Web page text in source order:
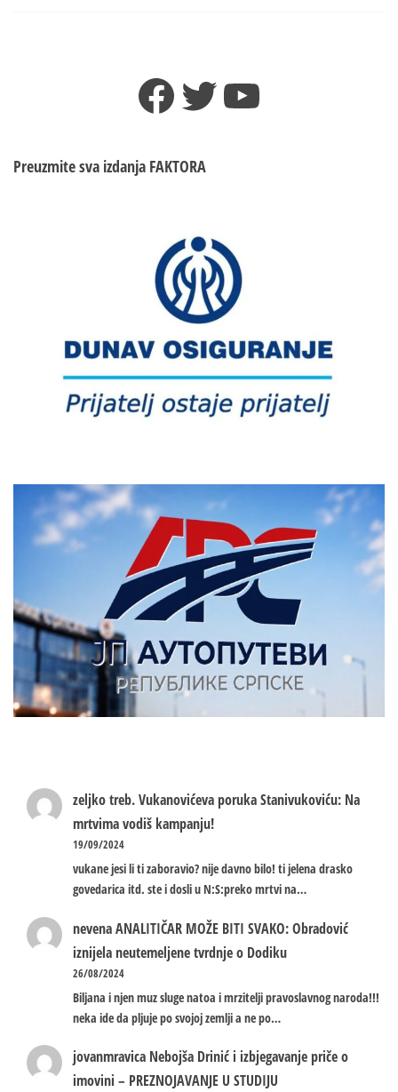
Facebook
TwitterYouTube
Preuzmite sva izdanja FAKTORA
zeljko treb.Vukanovićeva poruka Stanivukoviću: Na
mrtvima vodiš kampanju!
19/09/2024
vukane jesi li ti zaboravio? nije davno bilo! ti jelena drasko
govedarica itd. ste i dosli u N:S:preko mrtvi na…
nevenaANALITIČAR MOŽE BITI SVAKO: Obradović
iznijela neutemeljene tvrdnje o Dodiku
26/08/2024
Biljana i njen muz sluge natoa i mrzitelji pravoslavnog naroda!!!
neka ide da pljuje po svojoj zemlji a ne po…
jovanmravica Nebojša Drinić i izbjegavanje priče o
imovini – PREZNOJAVANJE U STUDIJU